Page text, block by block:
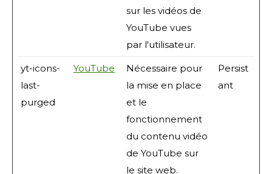
sur les vidéos de
YouTube vues
par l'utilisateur.
yt-icons-
last-
purged
YouTube
Nécessaire pour
la mise en place
et le
fonctionnement
du contenu vidéo
de YouTube sur
le site web.
Persist
ant